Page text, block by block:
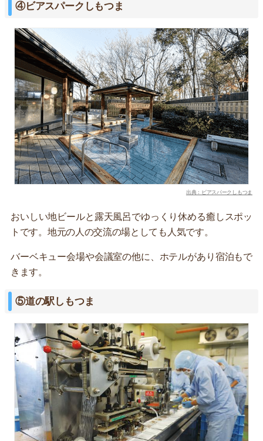
④ビアスパークしもつま
出典：ビアスパークしもつま
おいしい地ビールと露天風呂でゆっくり休める癒しスポッ
トです。地元の人の交流の場としても人気です。
バーベキュー会場や会議室の他に、ホテルがあり宿泊もで
きます。
⑤道の駅しもつま